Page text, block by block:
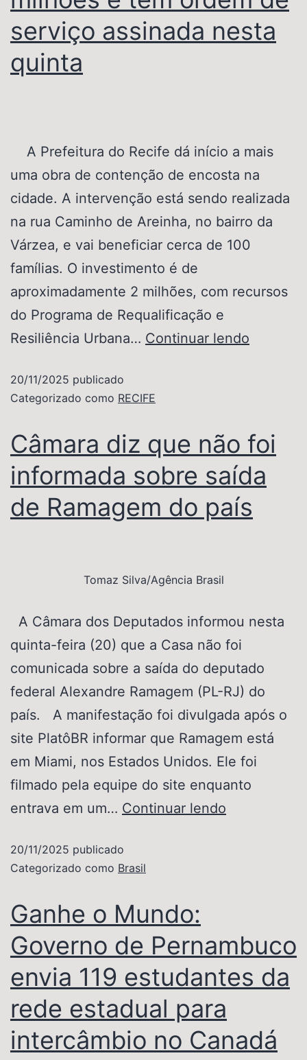
serviço assinada nesta
quinta
A Prefeitura do Recife dá início a mais
uma obra de contenção de encosta na
cidade. A intervenção está sendo realizada
na rua Caminho de Areinha, no bairro da
Várzea, e vai beneficiar cerca de 100
famílias. O investimento é de
aproximadamente 2 milhões, com recursos
do Programa de Requalificação e
Resiliência Urbana… Continuar lendo
20/11/2025 publicado
Categorizado como RECIFE
Câmara diz que não foi
informada sobre saída
de Ramagem do país
Tomaz Silva/Agência Brasil
A Câmara dos Deputados informou nesta
quinta-feira (20) que a Casa não foi
comunicada sobre a saída do deputado
federal Alexandre Ramagem (PL-RJ) do
país. A manifestação foi divulgada após o
site PlatôBR informar que Ramagem está
em Miami, nos Estados Unidos. Ele foi
filmado pela equipe do site enquanto
entrava em um… Continuar lendo
20/11/2025 publicado
Categorizado como Brasil
Ganhe o Mundo:
Governo de Pernambuco
envia 119 estudantes da
rede estadual para
intercâmbio no Canadá